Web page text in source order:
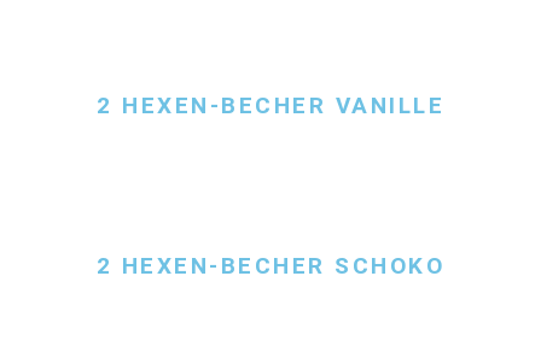
2 HEXEN-BECHER VANILLE
2 HEXEN-BECHER SCHOKO